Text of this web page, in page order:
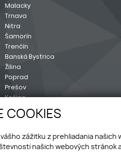
Malacky
Trnava
Nitra
Šamorín
Trenčín
Banská Bystrica
Žilina
Poprad
Prešov
Košice
Sereď
COOKIES
zážitku z prehliadania našich
našich webových stránok